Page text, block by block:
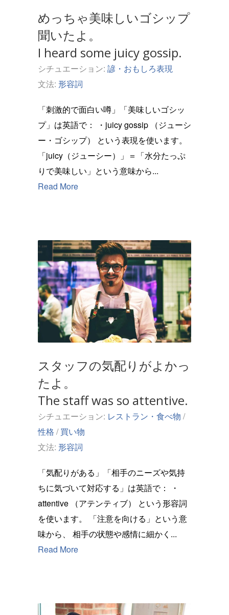
めっちゃ美味しいゴシップ
聞いたよ。
I heard some juicy gossip.
シチュエーション: 諺・おもしろ表現
文法: 形容詞
「刺激的で面白い噂」「美味しいゴシッ
プ」は英語で： ・juicy gossip （ジューシ
ー・ゴシップ） という表現を使います。
「juicy（ジューシー）」＝「水分たっぷ
りで美味しい」という意味から...
Read More
スタッフの気配りがよかっ
たよ。
The staff was so attentive.
シチュエーション: レストラン・食べ物 /
性格 /買い物
文法: 形容詞
「気配りがある」「相手のニーズや気持
ちに気づいて対応する」は英語で： ・
attentive （アテンティブ） という形容詞
を使います。 「注意を向ける」という意
味から、 相手の状態や感情に細かく...
Read More